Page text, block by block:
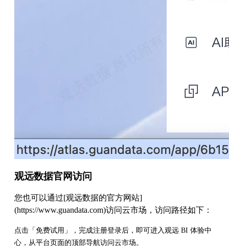
观远数据官网访问
您也可以通过[观远数据的官方网站]
(https://www.guandata.com)访问云市场，访问路径如下：
点击「免费试用」，完成注册登录后，即可进入观远 BI 体验中
心，从平台页面的顶部导航访问云市场。